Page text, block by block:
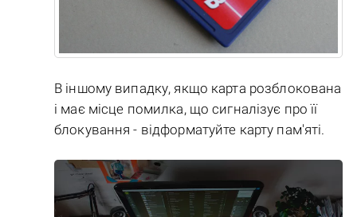
В іншому випадку, якщо карта розблокована
і має місце помилка, що сигналізує про її
блокування - відформатуйте карту пам'яті.